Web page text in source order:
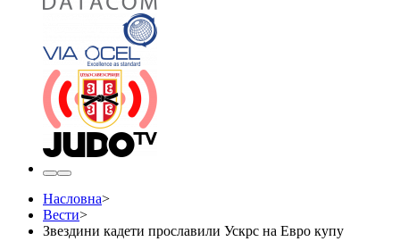
Насловна>
Вести>
Звездини кадети прославили Ускрс на Евро купу